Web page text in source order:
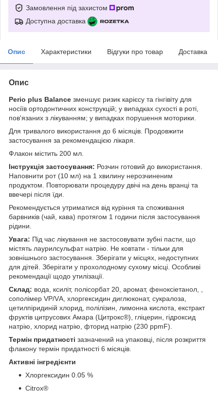
Замовлення під захистом
Доступна доставка
Опис Характеристики Відгуки про товар Доставка
Опис
Perio plus Balance зменшує ризик карієсу та гінгівіту для
носіїв ортодонтичних конструкцій; у випадках сухості в роті,
пов'язаних з лікуванням; у випадках порушення моторики.
Для тривалого використання до 6 місяців. Продовжити
застосування за рекомендацією лікаря.
Флакон містить 200 мл.
Інструкція застосування: Розчин готовий до використання.
Наповнити рот (10 мл) на 1 хвилину нерозчиненим
продуктом. Повторювати процедуру двічі на день вранці та
ввечері після їди.
Рекомендується утриматися від куріння та споживання
барвників (чай, кава) протягом 1 години після застосування
рідини.
Увага: Під час лікування не застосовувати зубні пасти, що
містять лаурилсульфат натрію. Не ковтати - тільки для
зовнішнього застосування. Зберігати у місцях, недоступних
для дітей. Зберігати у прохолодному сухому місці. Особливі
рекомендації щодо утилізації.
Склад: вода, ксиліт, полісорбат 20, аромат, феноксіетанол, ,
сополімер VP/VА, хлоргексидин диглюконат, сукралоза,
цетилпіридиній хлорид, полілізин, лимонна кислота, екстракт
фруктів цитрусових Амара (Цитрокс®), гліцерин, гідроксид
натрію, хлорид натрію, фторид натрію (230 ppmF).
Термін придатності зазначений на упаковці, після розкриття
флакону термін придатності 6 місяців.
Активні інгредієнти
Хлоргексидин 0.05 %
Citrox®